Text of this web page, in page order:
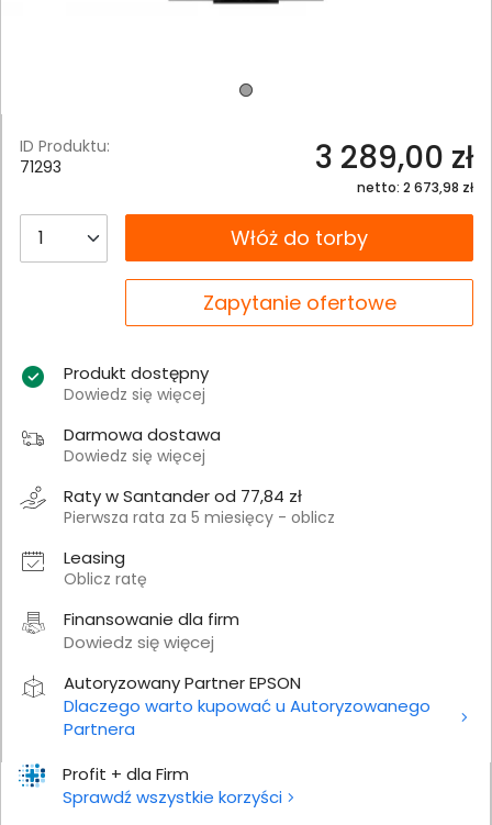
Profit + dla Firm
Sprawdź wszystkie korzyści
ID Produktu:
71293
3 289,00 zł
netto: 2 673,98 zł
__B2C.PRODUCT.QUANTITYWłóż do torby
Zapytanie ofertowe
Produkt dostępny
Dowiedz się więcej
Darmowa dostawa
Dowiedz się więcej
Raty w Santander od 77,84 zł
Pierwsza rata za 5 miesięcy - oblicz
Leasing
Oblicz ratę
Finansowanie dla firm
Dowiedz się więcej
Autoryzowany Partner EPSON
Dlaczego warto kupować u Autoryzowanego
Partnera